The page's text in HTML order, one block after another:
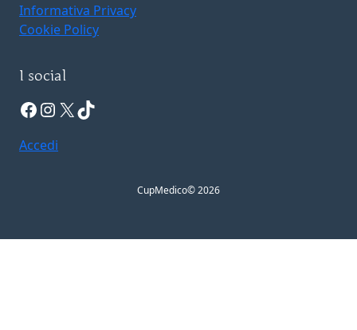
Informativa Privacy
Cookie Policy
I social
Facebook InstagramX TikTok
Accedi
CupMedico© 2026